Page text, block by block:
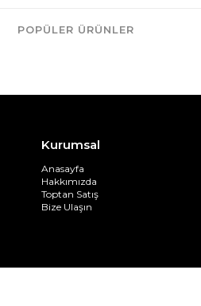
Kurumsal
Anasayfa
Hakkımızda
Toptan Satış
Bize Ulaşın
POPÜLER ÜRÜNLER